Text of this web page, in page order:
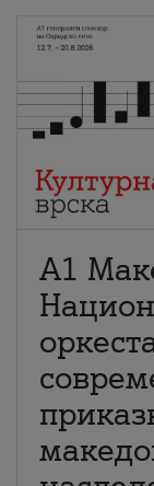
А1